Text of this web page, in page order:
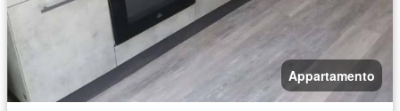
Appartamento